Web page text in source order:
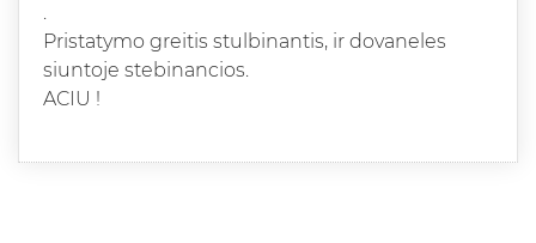
Pristatymo greitis stulbinantis, ir dovaneles
siuntoje stebinancios.
ACIU !